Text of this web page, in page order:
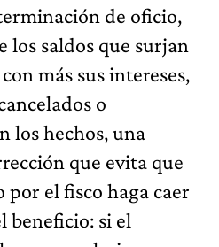
de oficio,
los saldos que surjan
más sus intereses,
o
los hechos, una
que evita que
el fisco haga caer
beneficio: si el